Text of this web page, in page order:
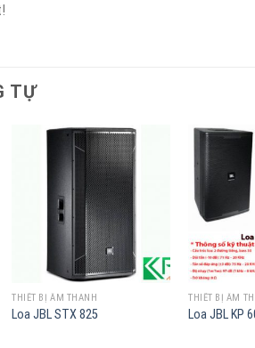
TỰ
THIẾT BỊ ÂM THANH
Loa JBL STX 825
THIẾT BỊ ÂM
Loa JBL KP